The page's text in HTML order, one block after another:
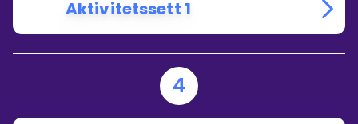
Aktivitetssett 1
4